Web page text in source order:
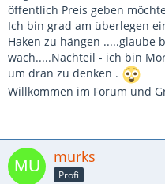
öffentlich Preis geben
Ich bin grad am überlegen
Haken zu hängen .....glaube
wach.....Nachteil - ich bin
um dran zu denken .
Willkommen im Forum und
murks
Profi